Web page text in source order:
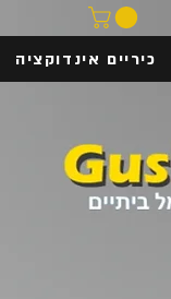
כיריים אינדוקציה